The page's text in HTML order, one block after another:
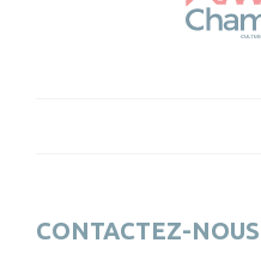
CONTACTEZ-NOUS